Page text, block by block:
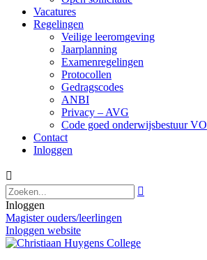
Vacatures
Regelingen
Veilige leeromgeving
Jaarplanning
Examenregelingen
Protocollen
Gedragscodes
ANBI
Privacy – AVG
Code goed onderwijsbestuur VO
Contact
Inloggen


Inloggen
Magister ouders/leerlingen
Inloggen website